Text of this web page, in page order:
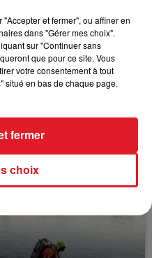
APRÈS LA...
le logement servait
et fermer", ou affiner en
dans "Gérer mes choix".
sur "Continuer sans
que pour ce site. Vous
votre consentement à tout
situé en bas de chaque page.
choix
fermer